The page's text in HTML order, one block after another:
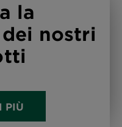
la
nostri
PIÙ